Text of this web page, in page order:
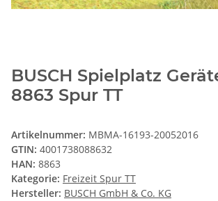
BUSCH Spielplatz
8863 Spur TT
Artikelnummer: MBMA-16193-20052016
GTIN: 4001738088632
HAN: 8863
Kategorie: Freizeit Spur TT
Hersteller: BUSCH GmbH & Co. KG